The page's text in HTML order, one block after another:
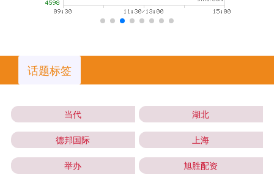
话题标签
当代 湖北
德邦国际 上海
举办 旭胜配资